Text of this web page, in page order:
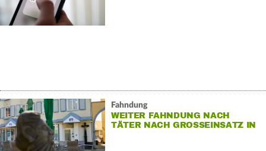
Fahndung
WEITER FAHNDUNG NACH
TÄTER NACH GROSSEINSATZ IN S